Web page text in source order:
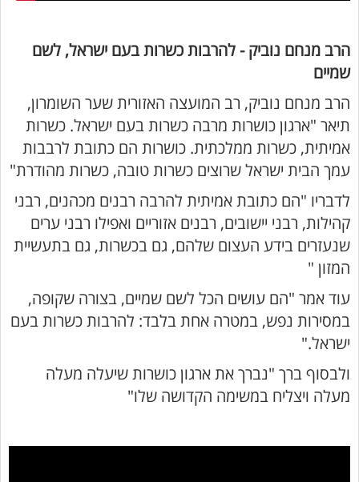
הרב מנחם נוביק - להרבות כשרות בעם ישראל, לשם
שמיים
הרב מנחם נוביק, רב המועצה האזורית שער השומרון,
תיאר "ארגון כושרות מרבה כשרות בעם ישראל. כשרות
אמיתית, כשרות ממלכתית. כושרות הם כתובת לרבבות
עמך הבית ישראל שרוצים כשרות טובה, כשרות מהודרת"
לדבריו "הם כתובת אמיתית להרבה רבנים מכהנים, רבני
קהילות, רבני יישובים, רבנים אזוריים ואפילו רבני ערים
שנעזרים בידע העצום שלהם, גם בכשרות, גם בתעשיית
המזון "
עוד אמר "הם עושים הכל לשם שמיים, בצורה שקופה,
במסירות נפש, במטרה אחת בלבד: להרבות כשרות בעם
ישראל."
ולבסוף ברך "נברך את ארגון כושרות שיעלה מעלה
מעלה ויצליח במשימה הקדושה שלו"